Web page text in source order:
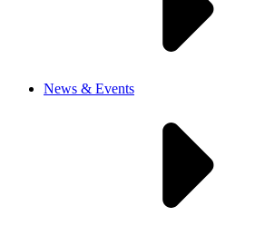
News & Events